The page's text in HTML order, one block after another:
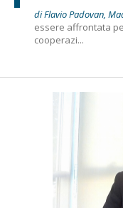
di Flavio Padovan,
essere affrontata
cooperazi...